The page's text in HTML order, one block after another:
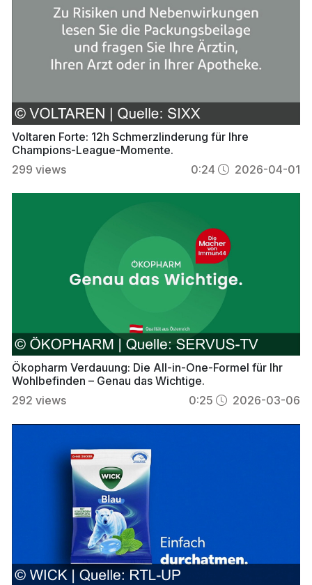
Voltaren Forte: 12h Schmerzlinderung für Ihre
Champions-League-Momente.
299 views 0:24 2026-04-01
Ökopharm Verdauung: Die All-in-One-Formel für Ihr
Wohlbefinden – Genau das Wichtige.
292 views 0:25 2026-03-06